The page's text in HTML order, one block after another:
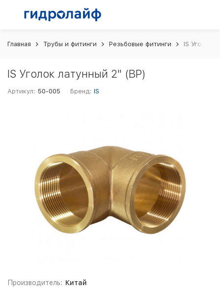
Главная Трубы и фитинги Резьбовые фитинги IS Уголок
IS Уголок латунный 2" (ВР)
Артикул: 50-005 Бренд: IS
Производитель: Китай